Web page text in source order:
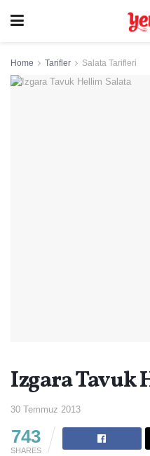
Home Tarifler Salata Tarifleri
Izgara Tavuk
30 Temmuz 2013
743
SHARES